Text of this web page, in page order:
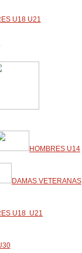
U18 U21
HOMBRES U14
DAMAS VETERANAS
U18 U21